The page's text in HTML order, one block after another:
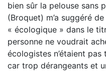
bien sûr la pelouse sans
(Broquet) m’a suggéré
« écologique » dans le
personne ne voudrait
écologistes n’étaient pas
car trop dérangeants et